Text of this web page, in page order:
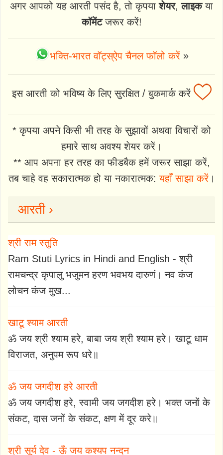
अगर आपको यह आरती पसंद है, तो कृपयाशेयर,लाइकया
कॉमेंटजरूर करें!
भक्ति-भारत वॉट्स्ऐप चैनल फॉलो करें»
इस आरती को भविष्य के लिए सुरक्षित / बुकमार्क करें
* कृपया अपने किसी भी तरह के सुझावों अथवा विचारों को
हमारे साथ अवश्य शेयर करें।
** आप अपना हर तरह का फीडबैक हमें जरूर साझा करें,
तब चाहे वह सकारात्मक हो या नकारात्मक:यहाँ साझा करें।
आरती ›
श्री राम स्तुति
Ram Stuti Lyrics in Hindi and English - श्री
रामचन्द्र कृपालु भजुमन हरण भवभय दारुणं। नव कंज
लोचन कंज मुख...
खाटू श्याम आरती
ॐ जय श्री श्याम हरे, बाबा जय श्री श्याम हरे। खाटू धाम
विराजत, अनुपम रूप धरे॥
ॐ जय जगदीश हरे आरती
ॐ जय जगदीश हरे, स्वामी जय जगदीश हरे। भक्त जनों के
संकट, दास जनों के संकट, क्षण में दूर करे॥
श्री सूर्य देव - ऊँ जय कश्यप नन्दन